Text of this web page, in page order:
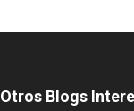
Otros Blogs